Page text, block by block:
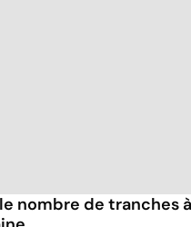
nombre de tranches